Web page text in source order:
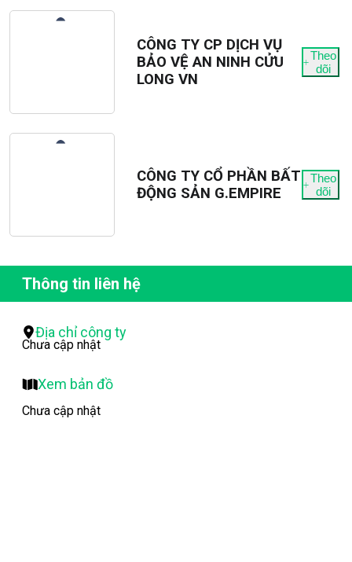
CÔNG TY CP DỊCH VỤ
BẢO VỆ AN NINH CỬU
LONG VN
Theo
dõi
CÔNG TY CỔ PHẦN BẤT
ĐỘNG SẢN G.EMPIRE
Theo
dõi
Thông tin liên hệ
Địa chỉ công ty
Chưa cập nhật
Xem bản đồ
Chưa cập nhật